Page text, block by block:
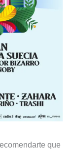
que